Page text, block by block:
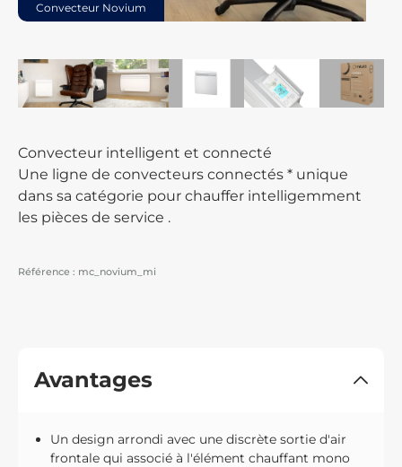
Convecteur Novium
Convecteur intelligent et connecté
Une ligne de convecteurs connectés * unique
dans sa catégorie pour chauffer intelligemment
les pièces de service .
Référence : mc_novium_mi
Avantages
Un design arrondi avec une discrète sortie d'air
frontale qui associé à l'élément chauffant mono